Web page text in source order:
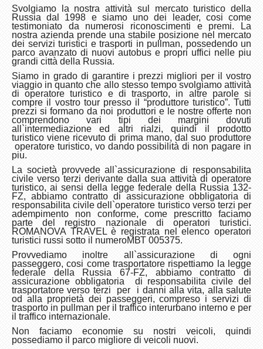
Svolgiamo la nostra attività sul mercato turistico della
Russia dal 1998 e siamo uno dei leader, cosi come
testimoniato da numerosi riconoscimenti e premi. La
nostra azienda prende una stabile posizione nel mercato
dei servizi turistici e trasporti in pullman, possedendo un
parco avanzato di nuovi autobus e propri uffici nelle piu
grandi città della Russia.
Siamo in grado di garantire i prezzi migliori per il vostro
viaggio in quanto che allo stesso tempo svolgiamo attività
di operatore turistico e di trasporto, in altre parole si
compre il vostro tour presso il “produttore turistico”. Tutti
prezzi si formano da noi produttori e le nostre offerte non
comprendono vari tipi dei margini dovuti
all`intermediazione ed altri rialzi, quindi il prodotto
turistico viene ricevuto di prima mano, dal suo produttore
operatore turistico, vo dando possibilità di non pagare in
piu.
La società provvede all`assicurazione di responsabilita
civile verso terzi derivante dalla sua attività di operatore
turistico, ai sensi della legge federale della Russia 132-
FZ, abbiamo contratto di assicurazione obbligatoria di
responsabilita civile dell`operatore turistico verso terzi per
adempimento non conforme, come prescritto faciamo
parte del registro nazionale di operatori turistici.
ROMANOVA TRAVELè registrata nel elenco operatori
turistici russi sotto il numeroМВТ 005375.
Provvediamo inoltre all`assicurazione di ogni
passeggero, cosi come trasportatore rispettiamo la legge
federale della Russia 67-FZ, abbiamo contratto di
assicurazione obbligatoria di responsabilita civile del
trasportatore verso terzi per i danni alla vita, alla salute
od alla proprietà dei passeggeri, compreso i servizi di
trasporto in pullman per il traffico interurbano interno e per
il traffico internazionale.
Non faciamo economie su nostri veicoli, quindi
possediamo il parco migliore di veicoli nuovi.